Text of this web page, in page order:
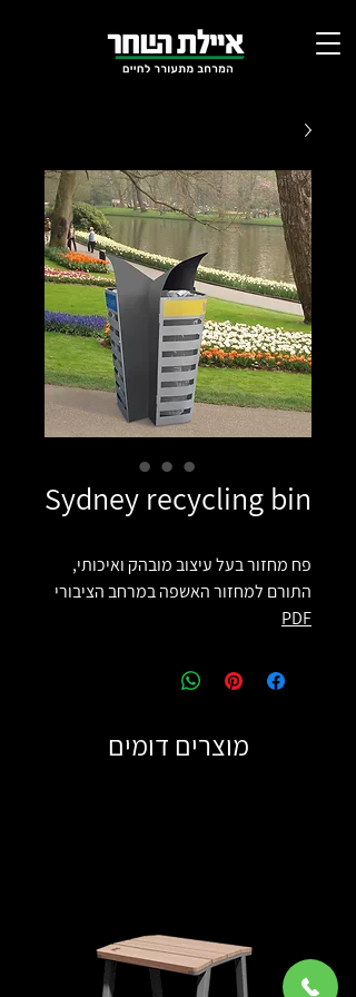
Sydney recycling bin
פח מחזור בעל עיצוב מובהק ואיכותי,
התורם למחזור האשפה במרחב הציבורי
PDF
מוצרים דומים